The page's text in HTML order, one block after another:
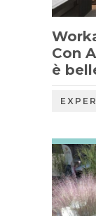
Con
è